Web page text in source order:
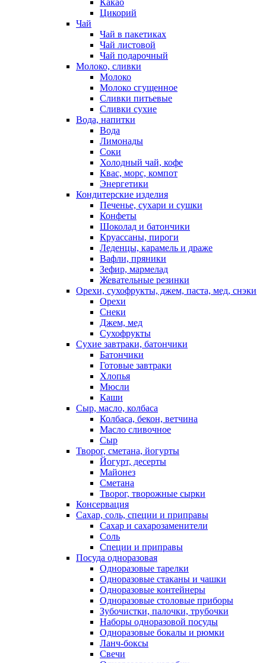
Какао
Цикорий
Чай
Чай в пакетиках
Чай листовой
Чай подарочный
Молоко, сливки
Молоко
Молоко сгущенное
Сливки питьевые
Сливки сухие
Вода, напитки
Вода
Лимонады
Соки
Холодный чай, кофе
Квас, морс, компот
Энергетики
Кондитерские изделия
Печенье, сухари и сушки
Конфеты
Шоколад и батончики
Круассаны, пироги
Леденцы, карамель и драже
Вафли, пряники
Зефир, мармелад
Жевательные резинки
Орехи, сухофрукты, джем, паста, мед, снэки
Орехи
Снеки
Джем, мед
Сухофрукты
Сухие завтраки, батончики
Батончики
Готовые завтраки
Хлопья
Мюсли
Каши
Сыр, масло, колбаса
Колбаса, бекон, ветчина
Масло сливочное
Сыр
Творог, сметана, йогурты
Йогурт, десерты
Майонез
Сметана
Творог, творожные сырки
Консервация
Сахар, соль, специи и приправы
Сахар и сахарозаменители
Соль
Специи и приправы
Посуда одноразовая
Одноразовые тарелки
Одноразовые стаканы и чашки
Одноразовые контейнеры
Одноразовые столовые приборы
Зубочистки, палочки, трубочки
Наборы одноразовой посуды
Одноразовые бокалы и рюмки
Ланч-боксы
Свечи